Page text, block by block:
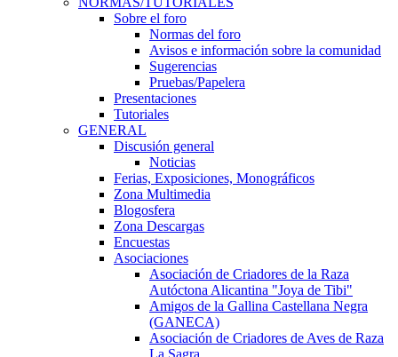
Sobre el foro
Normas del foro
Avisos e información sobre la comunidad
Sugerencias
Pruebas/Papelera
Presentaciones
Tutoriales
GENERAL
Discusión general
Noticias
Ferias, Exposiciones, Monográficos
Zona Multimedia
Blogosfera
Zona Descargas
Encuestas
Asociaciones
Asociación de Criadores de la Raza
Autóctona Alicantina "Joya de Tibi"
Amigos de la Gallina Castellana Negra
(GANECA)
Asociación de Criadores de Aves de Raza
La Sagra